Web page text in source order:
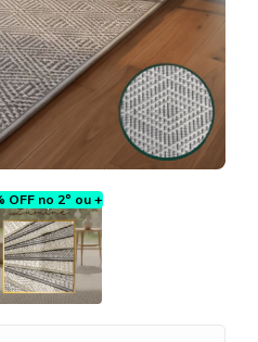
OFF no 2º ou +